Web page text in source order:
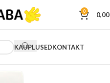
0
KAUPLUSEDKONTAKT